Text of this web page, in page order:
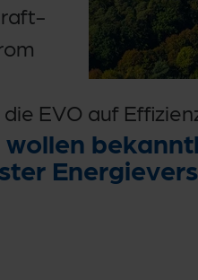
EVO auf
wollen